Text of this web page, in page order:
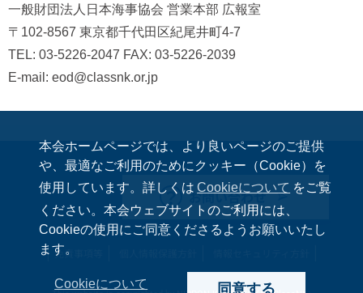
本会ホームページでは、より良いページのご提供
や、最適なご利用のためにクッキー（Cookie）を
使用しています。詳しくは Cookieについて をご覧
ください。本会ウェブサイトのご利用には、
Cookieの使用にご同意くださるようお願いいたし
ます。
Cookieについて 同意する
一般財団法人日本海事協会 営業本部 広報室
〒102-8567 東京都千代田区紀尾井町4-7
TEL: 03-5226-2047 FAX: 03-5226-2039
E-mail: eod@classnk.or.jp
お問い合わせ
免責事項等